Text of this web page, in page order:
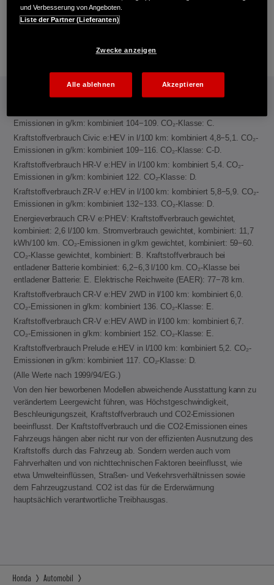
INFORMATIONEN: KRAFTSTOFFVERBRAUCH/CO2-EMISSIONEN (PDF, 42 KB)
Emissionen in g/km: kombiniert 104−109. CO₂-Klasse: C.
Kraftstoffverbrauch Civic e:HEV in l/100 km: kombiniert 4,8−5,1. CO₂-
Emissionen in g/km: kombiniert 109−116. CO₂-Klasse: C-D.
Kraftstoffverbrauch HR-V e:HEV in l/100 km: kombiniert 5,4. CO₂-
Emissionen in g/km: kombiniert 122. CO₂-Klasse: D.
Kraftstoffverbrauch ZR-V e:HEV in l/100 km: kombiniert 5,8−5,9. CO₂-
Emissionen in g/km: kombiniert 132−133. CO₂-Klasse: D.
Energieverbrauch CR-V e:PHEV: Kraftstoffverbrauch gewichtet,
kombiniert: 2,6 l/100 km. Stromverbrauch gewichtet, kombiniert: 11,7
kWh/100 km. CO₂-Emissionen in g/km gewichtet, kombiniert: 59−60.
CO₂-Klasse gewichtet, kombiniert: B. Kraftstoffverbrauch bei
entladener Batterie kombiniert: 6,2−6,3 l/100 km. CO₂-Klasse bei
entladener Batterie: E. Elektrische Reichweite (EAER): 77−78 km.
Kraftstoffverbrauch CR-V e:HEV 2WD in l/100 km: kombiniert 6,0.
CO₂-Emissionen in g/km: kombiniert 136. CO₂-Klasse: E.
Kraftstoffverbrauch CR-V e:HEV AWD in l/100 km: kombiniert 6,7.
CO₂-Emissionen in g/km: kombiniert 152. CO₂-Klasse: E.
Kraftstoffverbrauch Prelude e:HEV in l/100 km: kombiniert 5,2. CO₂-
Emissionen in g/km: kombiniert 117. CO₂-Klasse: D.
(Alle Werte nach 1999/94/EG.)
Von den hier beworbenen Modellen abweichende Ausstattung kann zu
verändertem Leergewicht führen, was Höchstgeschwindigkeit,
Beschleunigungszeit, Kraftstoffverbrauch und CO2-Emissionen
beeinflusst. Der Kraftstoffverbrauch und die CO2-Emissionen eines
Fahrzeugs hängen aber nicht nur von der effizienten Ausnutzung des
Kraftstoffs durch das Fahrzeug ab. Sondern werden auch vom
Fahrverhalten und von nichttechnischen Faktoren beeinflusst, wie
etwa Umwelteinflüssen, Straßen- und Verkehrsverhältnissen sowie
dem Fahrzeugzustand. CO2 ist das für die Erderwärmung
hauptsächlich verantwortliche Treibhausgas.
Honda
Automobil
und Verbesserung von Angeboten.
Liste der Partner (Lieferanten)
Zwecke anzeigen
Alle ablehnen Akzeptieren